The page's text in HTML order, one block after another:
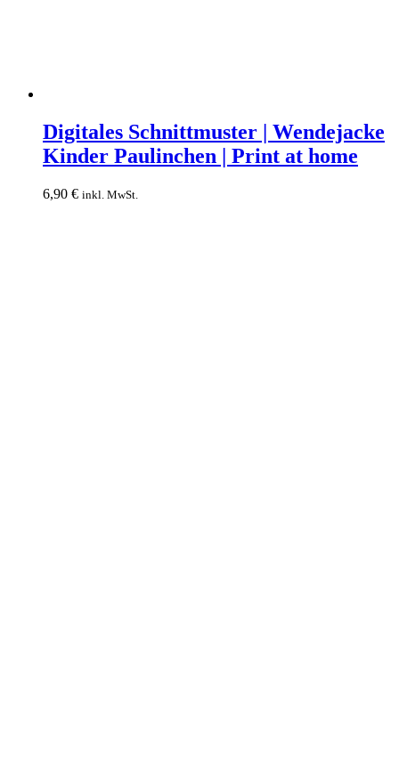
Schnittmuster
|
Wendejacke
Paulinchen
Digitales Schnittmuster | Wendejacke
Kinder Paulinchen | Print at home
6,90 € inkl. MwSt.